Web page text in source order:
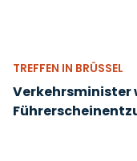
TREFFEN IN BRÜSSEL
Verkehrsminister